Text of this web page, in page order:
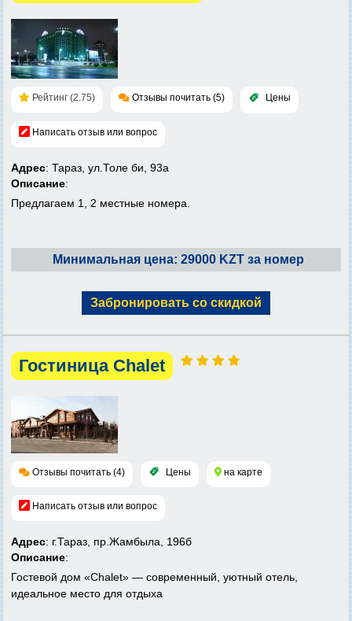
Рейтинг (2.75) Отзывы почитать (5) Цены
Написать отзыв или вопрос
Адрес: Тараз, ул.Толе би, 93а
Описание:
Предлагаем 1, 2 местные номера.
Минимальная цена: 29000 KZT за номер
Забронировать со скидкой
Гостиница Chalet
Отзывы почитать (4) Цены на карте
Написать отзыв или вопрос
Адрес: г.Тараз, пр.Жамбыла, 196б
Описание:
Гостевой дом «Chalet» — современный, уютный отель,
идеальное место для отдыха